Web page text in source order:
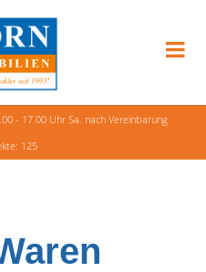
- 17.00 Uhr Sa. nach Vereinbarung
125